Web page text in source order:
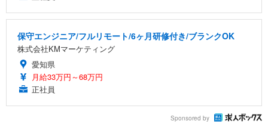
保守エンジニア/フルリモート/6ヶ月研修付き/ブランクOK
株式会社KMマーケティング
愛知県
月給33万円～68万円
正社員
Sponsored by